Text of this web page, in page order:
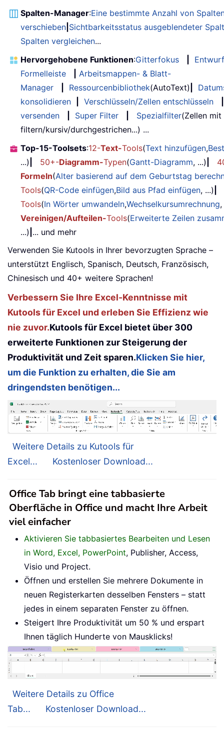
Spalten-Manager:Eine bestimmte Anzahl von
verschieben Sichtbarkeitsstatus ausgeblendeter
Spalten vergleichen...
Hervorgehobene Funktionen:Gitterfokus
Entwurf
Formelleiste
Arbeitsmappen- & Blatt-
Manager
Ressourcenbibliothek(AutoText)
konsolidieren
Verschlüsseln/Zellen entschlüsseln
versenden
Super Filter Spezialfilter(Zellen
filtern/kursiv/durchgestrichen...) ...
Top-15-Toolsets:12-Text-Tools(Text hinzufügen,
...)
50+-Diagramm-Typen(Gantt-Diagramm, ...)
Formeln(Alter basierend auf dem Geburtstag
Tools(QR-Code einfügen,Bild aus Pfad einfügen, ...)
Tools(In Wörter umwandeln,Wechselkursumrechnung
Vereinigen/Aufteilen-Tools(Erweiterte Zeilen
...) ... und mehr
Verwenden Sie Kutools in Ihrer bevorzugten Sprache –
unterstützt Englisch, Spanisch, Deutsch, Französisch,
Chinesisch und 40+ weitere Sprachen!
Verbessern Sie Ihre Excel-Kenntnisse mit
Kutools für Excel und erleben Sie Effizienz wie
nie zuvor.Kutools für Excel bietet über 300
erweiterte Funktionen zur Steigerung der
Produktivität und Zeit sparen.Klicken Sie hier,
um die Funktion zu erhalten, die Sie am
dringendsten benötigen...
Weitere Details zu Kutools für
Excel...
Kostenloser Download...
Office Tab bringt eine tabbasierte
Oberfläche in Office und macht Ihre Arbeit
viel einfacher
Aktivieren Sie tabbasiertes Bearbeiten und Lesen
in Word, Excel, PowerPoint, Publisher, Access,
Visio und Project.
Öffnen und erstellen Sie mehrere Dokumente in
neuen Registerkarten desselben Fensters – statt
jedes in einem separaten Fenster zu öffnen.
Steigert Ihre Produktivität um 50 % und erspart
Ihnen täglich Hunderte von Mausklicks!
Weitere Details zu Office
Tab...
Kostenloser Download...